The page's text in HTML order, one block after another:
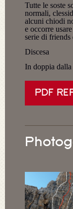
Tutte le soste
normali,
alcuni chiodi
e occorre
serie di friends
Discesa
In doppia dalla
PDF